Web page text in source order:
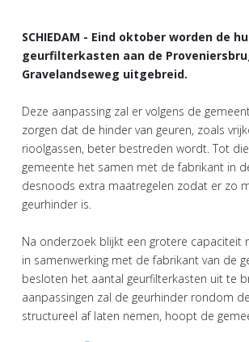
SCHIEDAM - Eind oktober worden de
geurfilterkasten aan de
Gravelandseweg uitgebreid.
Deze aanpassing zal er volgens de
zorgen dat de hinder van geuren, zoals
rioolgassen, beter bestreden wordt. Tot
gemeente het samen met de fabrikant in
desnoods extra maatregelen zodat er zo
geurhinder is.
Na onderzoek blijkt een grotere capaciteit
in samenwerking met de fabrikant van de
besloten het aantal geurfilterkasten uit te
aanpassingen zal de geurhinder rondom
structureel af laten nemen, hoopt de